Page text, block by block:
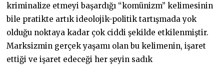
kriminalize etmeyi başardığı “komünizm” kelimesinin
bile pratikte artık ideolojik-politik tartışmada yok
olduğu noktaya kadar çok ciddi şekilde etkilenmiştir.
Marksizmin gerçek yaşamı olan bu kelimenin, işaret
ettiği ve işaret edeceği her şeyin sadık